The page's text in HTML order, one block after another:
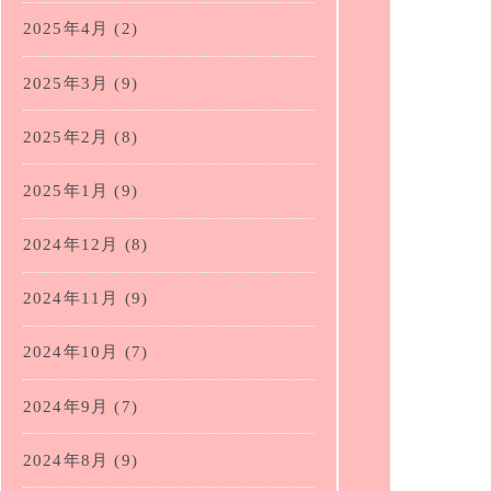
2025年4月 (2)
2025年3月 (9)
2025年2月 (8)
2025年1月 (9)
2024年12月 (8)
2024年11月 (9)
2024年10月 (7)
2024年9月 (7)
2024年8月 (9)